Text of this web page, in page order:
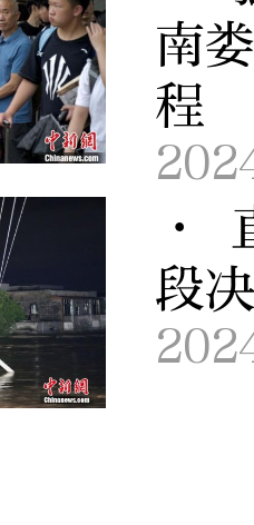
南
程
·
段